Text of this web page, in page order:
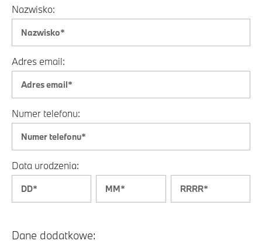
Nazwisko:
Adres email:
Numer telefonu:
Data urodzenia:
Dane dodatkowe: